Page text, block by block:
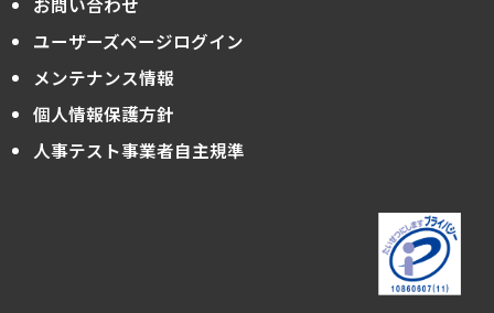
ユーザーズページログイン
メンテナンス情報
個人情報保護方針
人事テスト事業者自主規準